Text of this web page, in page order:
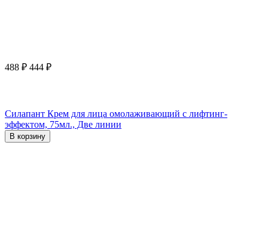
488 ₽ 444 ₽
Силапант Крем для лица омолаживающий с лифтинг-
эффектом, 75мл., Две линии
В корзину